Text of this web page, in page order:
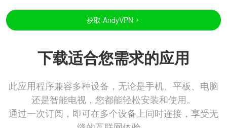
获取 AndyVPN
下载适合您需求的应用
此应用程序兼容多种设备，无论是手机、平板、电脑
还是智能电视，您都能轻松安装和使用。
通过一次订阅，即可在多个设备上同时连接，享受无